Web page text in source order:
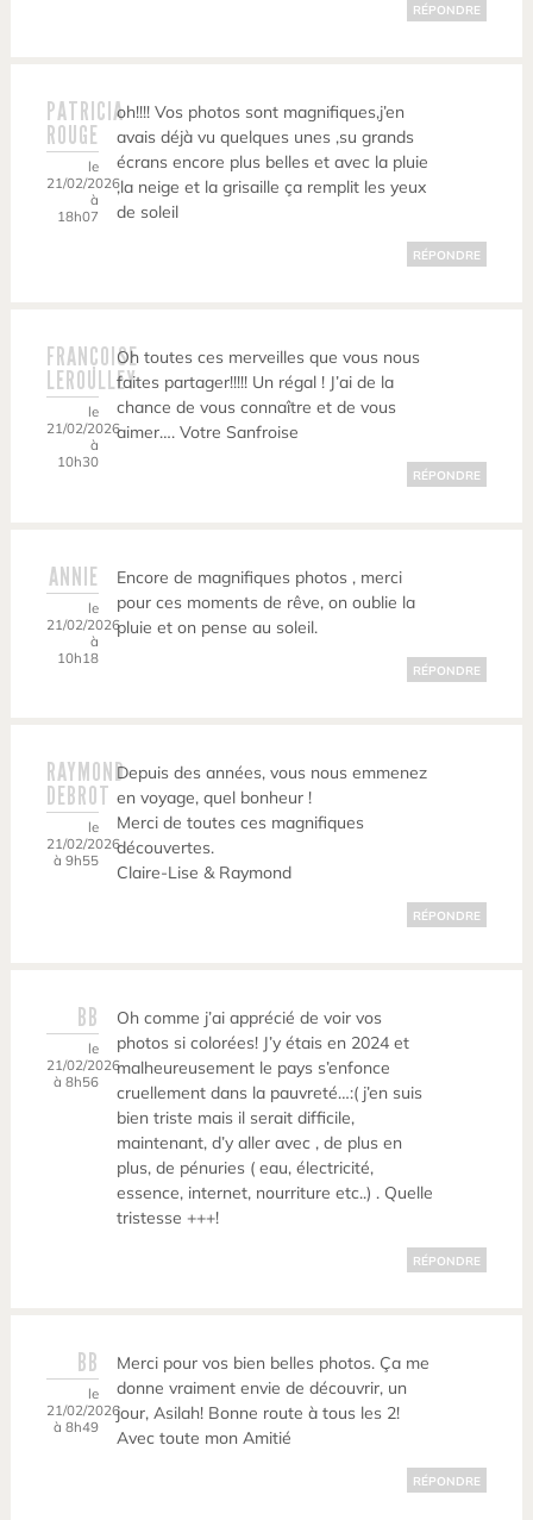
RÉPONDRE
PATRICIA
ROUGE
le
21/02/2026
à
18h07
oh!!!! Vos photos sont magnifiques,j’en
avais déjà vu quelques unes ,su grands
écrans encore plus belles et avec la pluie
,la neige et la grisaille ça remplit les yeux
de soleil
RÉPONDRE
FRANÇOISE
LEROULLEY
le
21/02/2026
à
10h30
Oh toutes ces merveilles que vous nous
faites partager!!!!! Un régal ! J’ai de la
chance de vous connaître et de vous
aimer…. Votre Sanfroise
RÉPONDRE
ANNIE
le
21/02/2026
à
10h18
Encore de magnifiques photos , merci
pour ces moments de rêve, on oublie la
pluie et on pense au soleil.
RÉPONDRE
RAYMOND
DEBROT
le
21/02/2026
à 9h55
Depuis des années, vous nous emmenez
en voyage, quel bonheur !
Merci de toutes ces magnifiques
découvertes.
Claire-Lise & Raymond
RÉPONDRE
BB
le
21/02/2026
à 8h56
Oh comme j’ai apprécié de voir vos
photos si colorées! J’y étais en 2024 et
malheureusement le pays s’enfonce
cruellement dans la pauvreté…:( j’en suis
bien triste mais il serait difficile,
maintenant, d’y aller avec , de plus en
plus, de pénuries ( eau, électricité,
essence, internet, nourriture etc..) . Quelle
tristesse +++!
RÉPONDRE
BB
le
21/02/2026
à 8h49
Merci pour vos bien belles photos. Ça me
donne vraiment envie de découvrir, un
jour, Asilah! Bonne route à tous les 2!
Avec toute mon Amitié
RÉPONDRE